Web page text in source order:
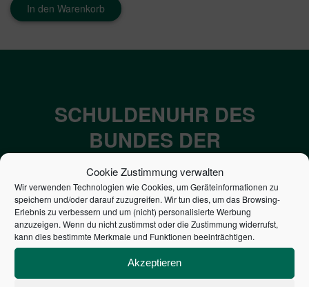
Cookie Zustimmung verwalten
Wir verwenden Technologien wie Cookies, um Geräteinformationen zu
speichern und/oder darauf zuzugreifen. Wir tun dies, um das Browsing-
Erlebnis zu verbessern und um (nicht) personalisierte Werbung
anzuzeigen. Wenn du nicht zustimmst oder die Zustimmung widerrufst,
kann dies bestimmte Merkmale und Funktionen beeinträchtigen.
Akzeptieren
In den Warenkorb
SCHULDENUHR DES
BUNDES DER
STEUERZAHLER
7,052€
NEUVERSCHULDUNG
PRO SEKUNDE